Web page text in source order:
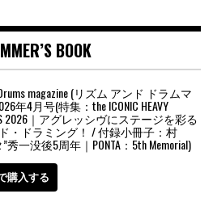
BOOK
magazine (リズム アンド ドラムマ
年4月号(特集：the ICONIC HEAVY
2026｜アグレッシヴにステージを彩る
・ドラミング！ / 付録小冊子：村
秀一没後5周年｜PONTA：5th Memorial)
購入する